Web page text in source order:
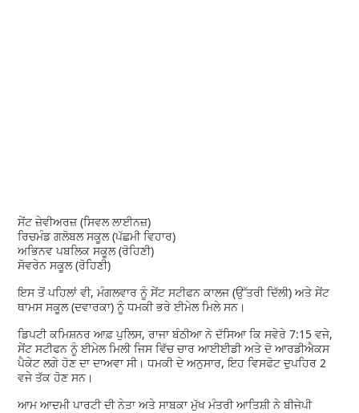
ਸੇਂਟ ਜ਼ੇਵੀਅਰਜ਼ (ਸਿਵਲ ਲਾਈਨਜ਼)
ਰਿਚਮੰਡ ਗਲੋਬਲ ਸਕੂਲ (ਪੱਛਮੀ ਵਿਹਾਰ)
ਅਭਿਨਵ ਪਬਲਿਕ ਸਕੂਲ (ਰੋਹਿਣੀ)
ਸੋਵਰੇਨ ਸਕੂਲ (ਰੋਹਿਣੀ)
ਇਸ ਤੋਂ ਪਹਿਲਾਂ ਵੀ, ਮੰਗਲਵਾਰ ਨੂੰ ਸੇਂਟ ਸਟੀਫਨ ਕਾਲਜ (ਉੱਤਰੀ ਦਿੱਲੀ) ਅਤੇ ਸੇਂਟ
ਥਾਮਸ ਸਕੂਲ (ਦਵਾਰਕਾ) ਨੂੰ ਧਮਕੀ ਭਰੇ ਈਮੇਲ ਮਿਲੇ ਸਨ।
ਡਿਪਟੀ ਕਮਿਸ਼ਨਰ ਆਫ਼ ਪੁਲਿਸ, ਰਾਜਾ ਬੰਠੀਆ ਨੇ ਦੱਸਿਆ ਕਿ ਸਵੇਰੇ 7:15 ਵਜੇ,
ਸੇਂਟ ਸਟੀਫਨ ਨੂੰ ਈਮੇਲ ਮਿਲੀ ਜਿਸ ਵਿੱਚ ਚਾਰ ਆਈਈਡੀ ਅਤੇ ਦੋ ਆਰਡੀਐਕਸ
ਪੈਕੇਟ ਲਗੇ ਹੋਣ ਦਾ ਦਾਅਵਾ ਸੀ। ਧਮਕੀ ਦੇ ਅਨੁਸਾਰ, ਇਹ ਵਿਸਫੋਟ ਦੁਪਹਿਰ 2
ਵਜੇ ਤੱਕ ਹੋਣ ਸਨ।
ਆਮ ਆਦਮੀ ਪਾਰਟੀ ਦੀ ਨੇਤਾ ਅਤੇ ਸਾਬਕਾ ਮੁੱਖ ਮੰਤਰੀ ਆਤਿਸ਼ੀ ਨੇ ਬੀਜੇਪੀ